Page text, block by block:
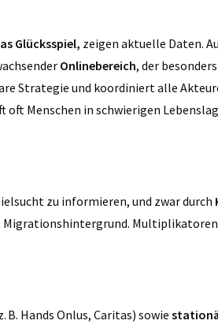
Glücksspiel, zeigen aktuelle Daten.
Onlinebereich, der
Strategie und koordiniert alle
Menschen in schwierigen
zu informieren, und zwar durch
B. Hands Onlus, Caritas) sowie